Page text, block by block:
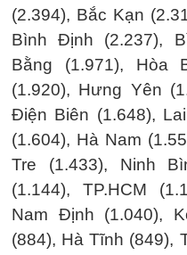
(2.394), Bắc Kạn
Bình Định (2.237),
Bằng (1.971), Hòa
(1.920), Hưng Yên
Điện Biên (1.648),
(1.604), Hà Nam
Tre (1.433), Ninh
(1.144), TP.HCM
Nam Định (1.040),
(884), Hà Tĩnh (849),